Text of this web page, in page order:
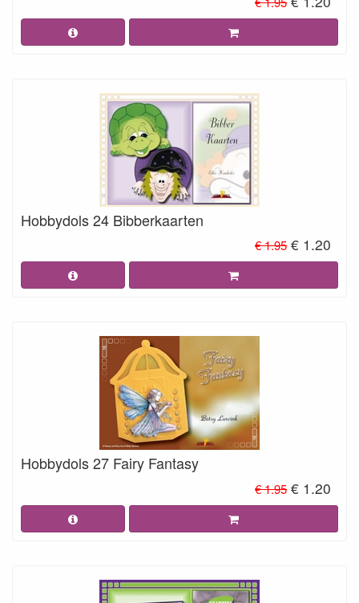
Hobbydols 24 Bibberkaarten
€ 1.95 € 1.20
Hobbydols 27 Fairy Fantasy
€ 1.95 € 1.20